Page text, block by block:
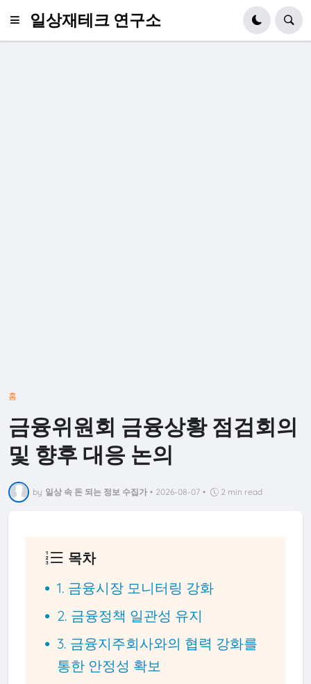
일상재테크 연구소
홈
금융위원회 금융상황 점검회의
및 향후 대응 논의
by 일상 속 돈 되는 정보 수집가 • 2026-08-07 • 2 min read
목차
1. 금융시장 모니터링 강화
2. 금융정책 일관성 유지
3. 금융지주회사와의 협력 강화를
통한 안정성 확보